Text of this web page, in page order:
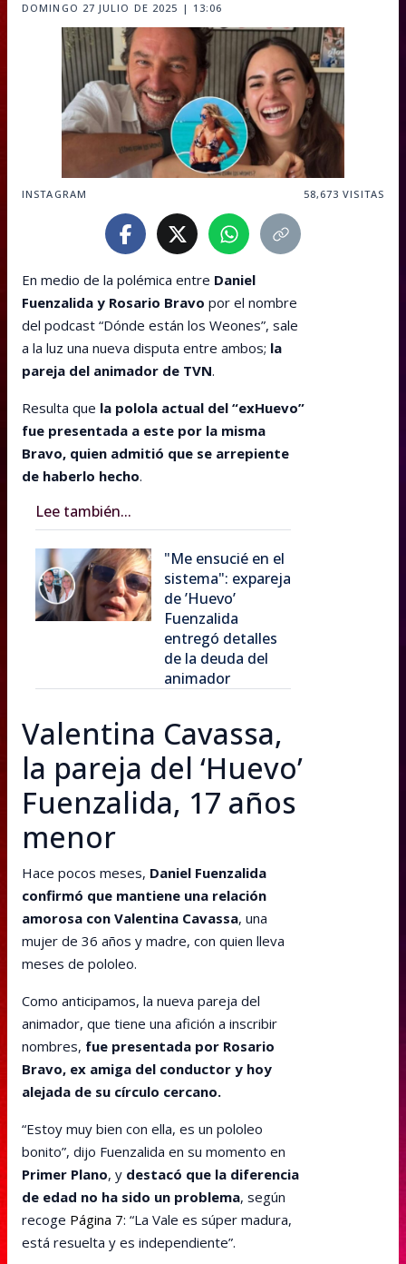
DOMINGO 27 JULIO DE 2025 | 13:06
INSTAGRAM 58,673 VISITAS
En medio de la polémica entre Daniel
Fuenzalida y Rosario Bravo por el nombre
del podcast “Dónde están los Weones”, sale
a la luz una nueva disputa entre ambos; la
pareja del animador de TVN.
Resulta que la polola actual del “exHuevo”
fue presentada a este por la misma
Bravo, quien admitió que se arrepiente
de haberlo hecho.
Lee también...
"Me ensucié en el
sistema": expareja
de ’Huevo’
Fuenzalida
entregó detalles
de la deuda del
animador
Valentina Cavassa,
la pareja del ‘Huevo’
Fuenzalida, 17 años
menor
Hace pocos meses, Daniel Fuenzalida
confirmó que mantiene una relación
amorosa con Valentina Cavassa, una
mujer de 36 años y madre, con quien lleva
meses de pololeo.
Como anticipamos, la nueva pareja del
animador, que tiene una afición a inscribir
nombres, fue presentada por Rosario
Bravo, ex amiga del conductor y hoy
alejada de su círculo cercano.
“Estoy muy bien con ella, es un pololeo
bonito”, dijo Fuenzalida en su momento en
Primer Plano, y destacó que la diferencia
de edad no ha sido un problema, según
recoge Página 7: “La Vale es súper madura,
está resuelta y es independiente”.